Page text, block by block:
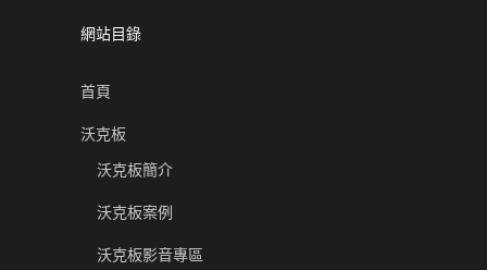
網站目錄
首頁
沃克板
沃克板簡介
沃克板案例
沃克板影音專區